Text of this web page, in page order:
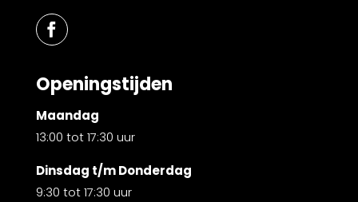
Openingstijden
Maandag
13:00 tot 17:30 uur
Dinsdag t/m Donderdag
9:30 tot 17:30 uur